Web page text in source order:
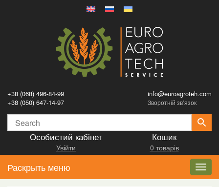
+38 (068) 496-84-99
+38 (050) 647-14-97
info@euroagroteh.com
Зворотній зв’язок
Особистий кабінет
Увійти
Кошик
0 товарів
Раскрыть меню